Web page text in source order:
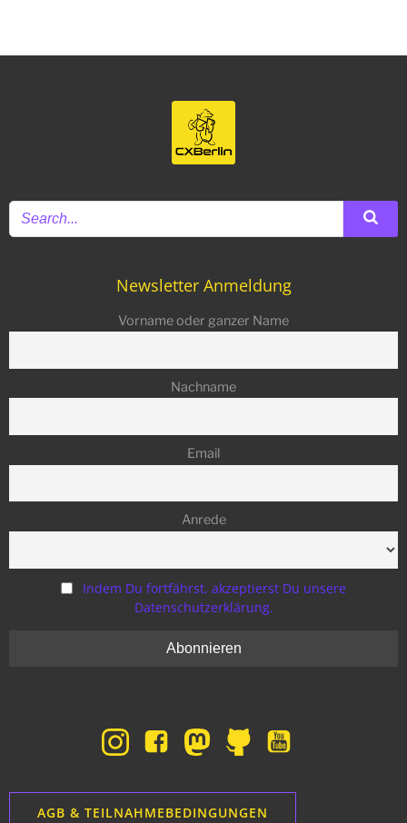
Newsletter Anmeldung
Vorname oder ganzer Name
Nachname
Email
Anrede
Indem Du fortfährst, akzeptierst Du unsere
Datenschutzerklärung.
AGB & TEILNAHMEBEDINGUNGEN